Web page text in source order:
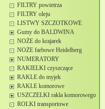
FILTRY powietrza
FILTRY oleju
LISTWY SZCZOTKOWE
Gumy do BALDWINA
NOŻE do krajarek
NOŻE farbowe Heidelberg
NUMERATORY
RAKIELKI czyszczące
RAKLE do myjek
RAKLE komorowe
USZCZELKI rakla komorowego
ROLKI transportowe